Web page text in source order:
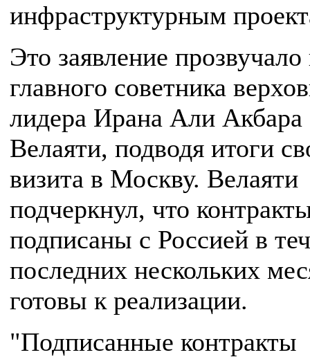
инфраструктурным
Это заявление прозвучало
главного советника
лидера Ирана Али Акбара
Велаяти, подводя итоги
визита в Москву. Велаяти
подчеркнул, что
подписаны с Россией в
последних нескольких
готовы к реализации.
"Подписанные контракты